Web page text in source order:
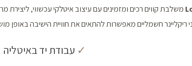
משלבת קווים רכים ומזמינים עם עיצוב איטלקי עכשווי,
ריקליינר חשמליים מאפשרות להתאים את חוויית הישיבה באופן
✓ עבודת יד באיטליה